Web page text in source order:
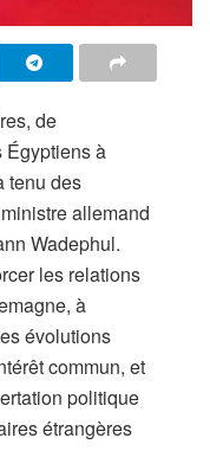
de
Égyptiens à
tenu des
allemand
Wadephul.
les relations
à
évolutions
commun, et
politique
étrangères